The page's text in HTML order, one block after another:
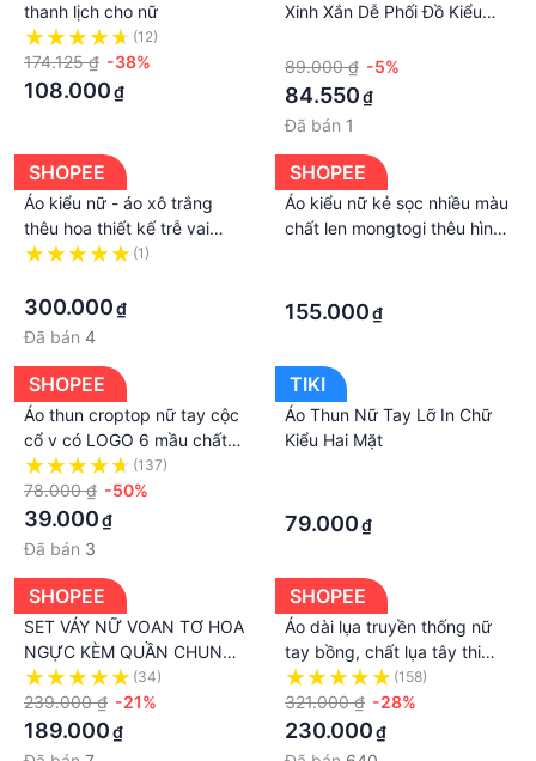
thanh lịch cho nữ
(12)
174.125 ₫ -38%
108.000₫
Xinh Xắn Dễ Phối Đồ Kiểu
89.000 ₫ -5%
84.550₫
Đã bán 1
SHOPEE
Áo kiểu nữ - áo xô trắng
thêu hoa thiết kế trễ vai
HAZEL nhiennhienvintage
(1)
300.000₫
Đã bán 4
SHOPEE
Áo kiểu nữ kẻ sọc nhiều màu
chất len mongtogi thêu hình
155.000₫
SHOPEE
Áo thun croptop nữ tay cộc
cổ v có LOGO 6 mầu chất
cottong mềm mịn kiểu dáng
hàn quốc -PHƯƠNG VŨ
1989
(137)
78.000 ₫ -50%
39.000₫
Đã bán 3
TIKI
Áo Thun Nữ Tay Lỡ In Chữ
Kiểu Hai Mặt
79.000₫
SHOPEE
SET VÁY NỮ VOAN TƠ HOA
NGỰC KÈM QUẦN CHUN
SET ÁO KIỂU CỔ YẾM DÂY
VIỀN BÈO NƠ đi dạo ĐI BIỂN
CÓ BÁN SỈ
(34)
239.000 ₫ -21%
189.000₫
SHOPEE
Áo dài lụa truyền thống nữ
tay bồng, chất lụa tây thi
mềm mịn, kiểu tay bồng trẻ
trung cổ truyền thống 3cm
VT18 Quỳnh Dư
(158)
321.000 ₫ -28%
230.000₫